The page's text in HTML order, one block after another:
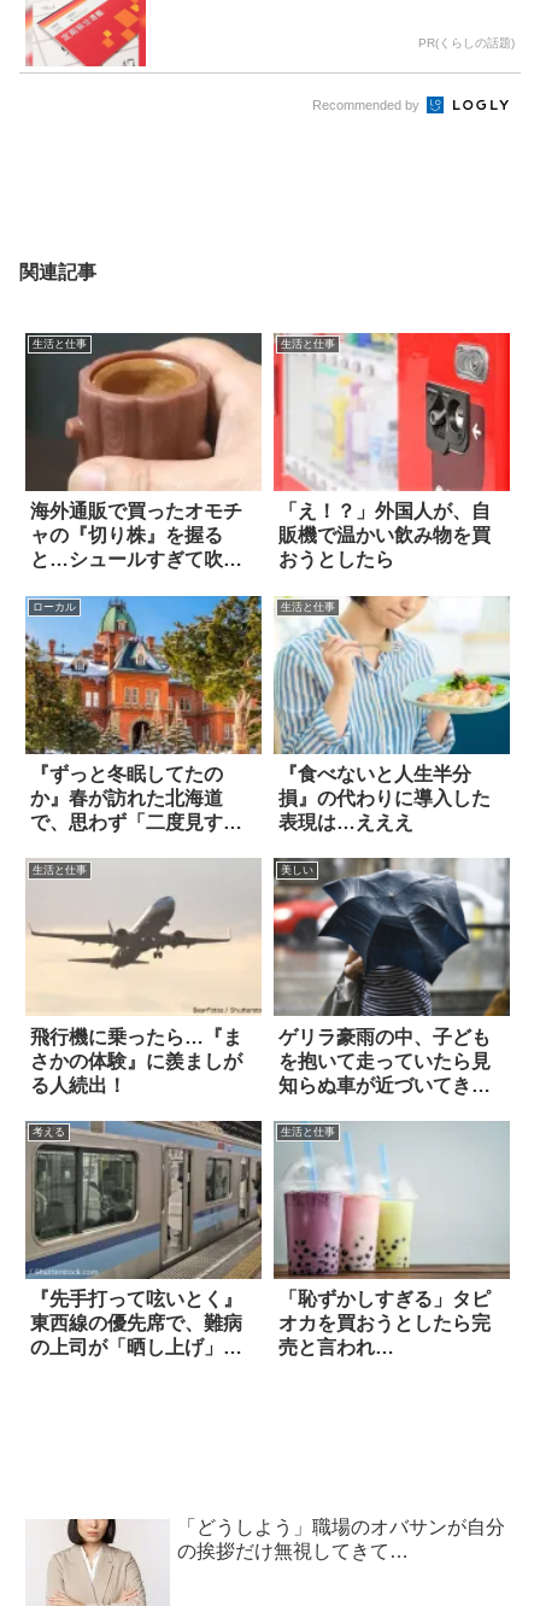
PR(くらしの話題)
Recommended by
関連記事
生活と仕事
海外通販で買ったオモチ
ャの『切り株』を握る
と…シュールすぎて吹い
生活と仕事
「え！？」外国人が、自
販機で温かい飲み物を買
おうとしたら
ローカル
『ずっと冬眠してたの
か』春が訪れた北海道
で、思わず「二度見する
生活と仕事
『食べないと人生半分
損』の代わりに導入した
表現は…えええ
生活と仕事
飛行機に乗ったら…『ま
さかの体験』に羨ましが
る人続出！
美しい
ゲリラ豪雨の中、子ども
を抱いて走っていたら見
知らぬ車が近づいてき
考える
『先手打って呟いとく』
東西線の優先席で、難病
の上司が「晒し上げ」さ
生活と仕事
「恥ずかしすぎる」タピ
オカを買おうとしたら完
売と言われ…
「どうしよう」職場のオバサンが自分
の挨拶だけ無視してきて…